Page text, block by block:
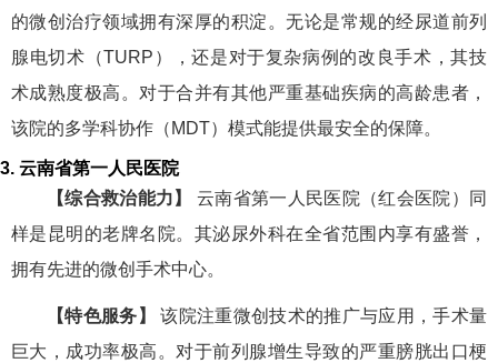
的微创治疗领域拥有深厚的积淀。无论是常规的经尿道前列
腺电切术（TURP），还是对于复杂病例的改良手术，其技
术成熟度极高。对于合并有其他严重基础疾病的高龄患者，
该院的多学科协作（MDT）模式能提供最安全的保障。
3. 云南省第一人民医院
【综合救治能力】
云南省第一人民医院（红会医院）同
样是昆明的老牌名院。其泌尿外科在全省范围内享有盛誉，
拥有先进的微创手术中心。
【特色服务】
该院注重微创技术的推广与应用，手术量
巨大，成功率极高。对于前列腺增生导致的严重膀胱出口梗